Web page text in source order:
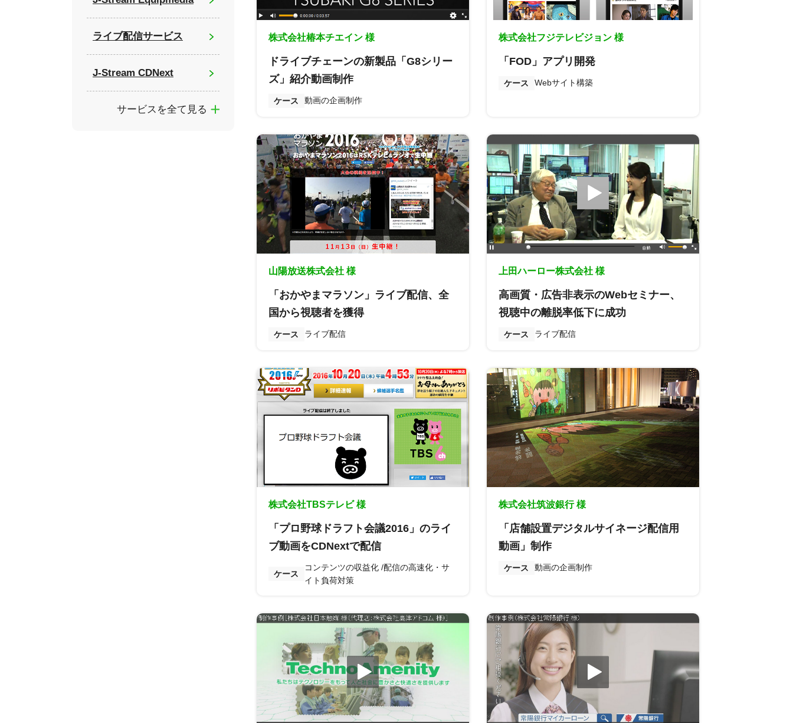
ライブ配信サービス
J-Stream CDNext
サービスを全て見る
株式会社椿本チエイン 様
ドライブチェーンの新製品「G8シリー
ズ」紹介動画制作
ケース 動画の企画制作
株式会社フジテレビジョン 様
「FOD」アプリ開発
ケース Webサイト構築
山陽放送株式会社 様
「おかやまマラソン」ライブ配信、全
国から視聴者を獲得
ケース ライブ配信
上田ハーロー株式会社 様
高画質・広告非表示のWebセミナー、
視聴中の離脱率低下に成功
ケース ライブ配信
株式会社TBSテレビ 様
「プロ野球ドラフト会議2016」のライ
ブ動画をCDNextで配信
ケース
コンテンツの収益化 配信の高速化・サ
イト負荷対策
株式会社筑波銀行 様
「店舗設置デジタルサイネージ配信用
動画」制作
ケース 動画の企画制作